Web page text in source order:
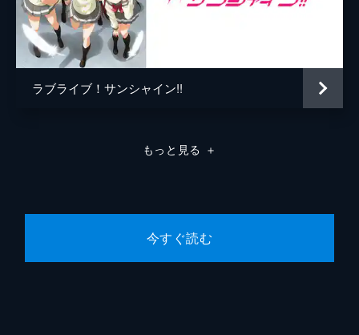
ラブライブ！サンシャイン!!
もっと見る ＋
今すぐ読む